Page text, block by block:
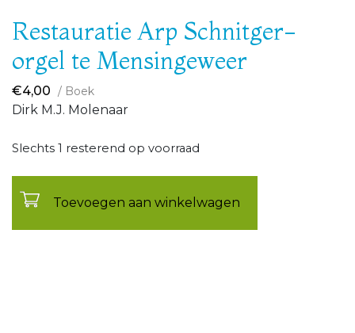
Restauratie Arp Schnitger-
orgel te Mensingeweer
€4,00 / Boek
Dirk M.J. Molenaar
Slechts 1 resterend op voorraad
Toevoegen aan winkelwagen